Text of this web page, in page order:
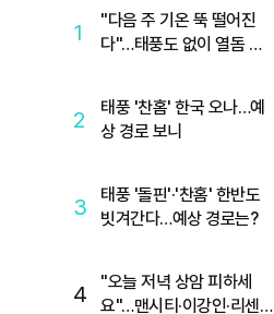
1
"다음 주 기온 뚝 떨어진
다"…태풍도 없이 열돔 박
2
태풍 '찬홈' 한국 오나…예
상 경로 보니
3
태풍 '돌핀'·'찬홈' 한반도
빗겨간다…예상 경로는?
4
"오늘 저녁 상암 피하세
요"…맨시티·이강인·리센느